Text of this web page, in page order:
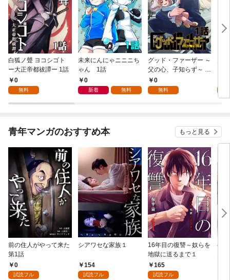
白狐ノ聲 ヨコシゴト
ー大正帝都祓譚ー 1話
0
無料
未来にんにゃニニニち
ゃん 1話
0
新着 無料
グッド・ファーザー ～
父の心、子知らず～ 1
話0
無料
青年マンガのおすすめ本 もっと見る
前の住人がやって来た
第1話
0
試読フル
シアワセな家族１
154
試読フル
16年目の復讐～奴らを
地獄に送るまで１
165
試読フル
ベ